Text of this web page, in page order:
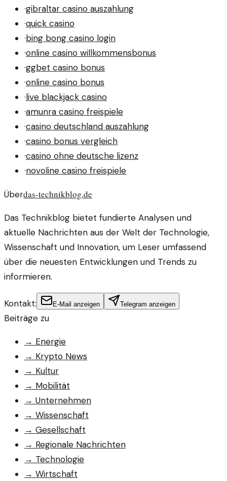
·gibraltar casino auszahlung
·quick casino
·bing bong casino login
·online casino willkommensbonus
·ggbet casino bonus
·online casino bonus
·live blackjack casino
·amunra casino freispiele
·casino deutschland auszahlung
·casino bonus vergleich
·casino ohne deutsche lizenz
·novoline casino freispiele
Überdas-technikblog.de
Das Technikblog bietet fundierte Analysen und
aktuelle Nachrichten aus der Welt der Technologie,
Wissenschaft und Innovation, um Leser umfassend
über die neuesten Entwicklungen und Trends zu
informieren.
Kontakt: E-Mail anzeigen Telegram anzeigen
Beiträge zu
→ Energie
→ Krypto News
→ Kultur
→ Mobilität
→ Unternehmen
→ Wissenschaft
→ Gesellschaft
→ Regionale Nachrichten
→ Technologie
→ Wirtschaft